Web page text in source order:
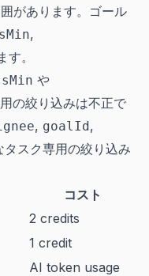
があります。ゴール
,
。
や
の絞り込みは不正で
, goalId,
タスク専用の絞り込み
コスト
2 credits
1 credit
AI token usage